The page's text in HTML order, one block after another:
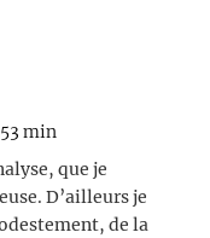
min
que je
D’ailleurs je
de la